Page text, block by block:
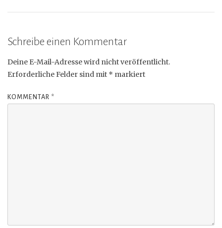
Schreibe einen Kommentar
Deine E-Mail-Adresse wird nicht veröffentlicht.
Erforderliche Felder sind mit * markiert
KOMMENTAR *